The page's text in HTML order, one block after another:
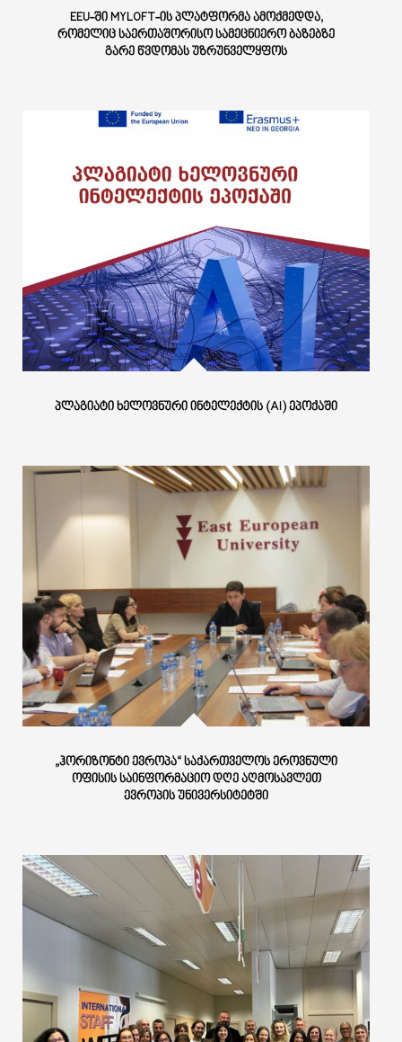
EEU-ᲨᲘ MYLOFT-ᲘᲡ ᲞᲚᲐᲢᲤᲝᲠᲛᲐ ᲐᲛᲝᲥᲛᲔᲓᲓᲐ,
ᲠᲝᲛᲔᲚᲘᲪ ᲡᲐᲔᲠᲗᲐᲨᲝᲠᲘᲡᲝ ᲡᲐᲛᲔᲪᲜᲘᲔᲠᲝ ᲑᲐᲖᲔᲑᲖᲔ
ᲒᲐᲠᲔ ᲬᲕᲓᲝᲛᲐᲡ ᲣᲖᲠᲣᲜᲕᲔᲚᲧᲤᲝᲡ
ᲞᲚᲐᲒᲘᲐᲢᲘ ᲮᲔᲚᲝᲕᲜᲣᲠᲘ ᲘᲜᲢᲔᲚᲔᲥᲢᲘᲡ (AI) ᲔᲞᲝᲥᲐᲨᲘ
„ᲰᲝᲠᲘᲖᲝᲜᲢᲘ ᲔᲕᲠᲝᲞᲐ“ ᲡᲐᲥᲐᲠᲗᲕᲔᲚᲝᲡ ᲔᲠᲝᲕᲜᲣᲚᲘ
ᲝᲤᲘᲡᲘᲡ ᲡᲐᲘᲜᲤᲝᲠᲛᲐᲪᲘᲝ ᲓᲦᲔ ᲐᲦᲛᲝᲡᲐᲕᲚᲔᲗ
ᲔᲕᲠᲝᲞᲘᲡ ᲣᲜᲘᲕᲔᲠᲡᲘᲢᲔᲢᲨᲘ